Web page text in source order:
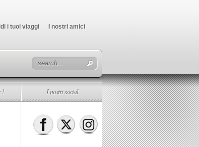
i tuoi viaggi I nostri amici
! I nostri social